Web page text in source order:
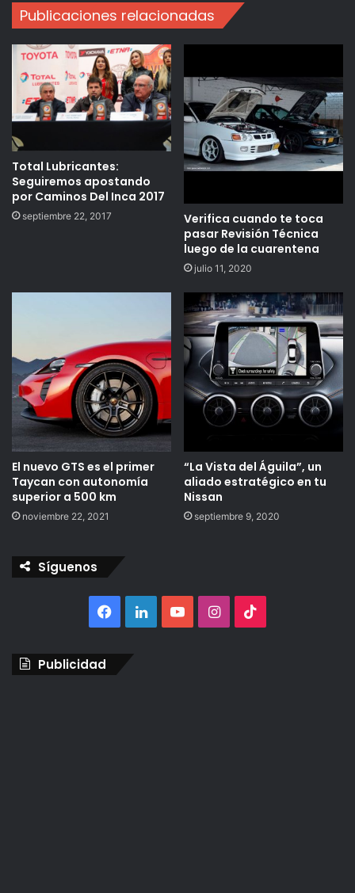
Publicaciones relacionadas
Total Lubricantes:
Seguiremos apostando
por Caminos Del Inca 2017
septiembre 22, 2017
Verifica cuando te toca
pasar Revisión Técnica
luego de la cuarentena
julio 11, 2020
El nuevo GTS es el primer
Taycan con autonomía
superior a 500 km
noviembre 22, 2021
“La Vista del Águila”, un
aliado estratégico en tu
Nissan
septiembre 9, 2020
Síguenos
Facebook
LinkedInYouTubeInstagram
Publicidad